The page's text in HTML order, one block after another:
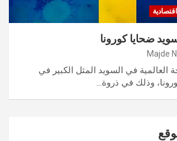
ضحايا كورونا
Majde
في السويد المثل الكبير في
وذلك في ذروة…